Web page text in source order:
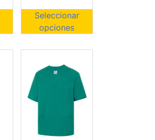
Seleccionar
opciones